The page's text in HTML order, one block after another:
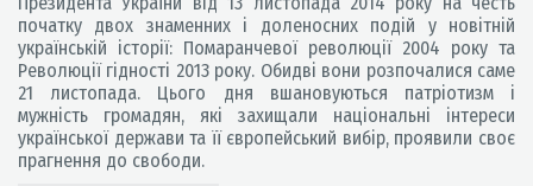
початку двох знаменних і доленосних подій у новітній
українській історії: Помаранчевої революції 2004 року та
Революції гідності 2013 року. Обидві вони розпочалися саме
21 листопада. Цього дня вшановуються патріотизм і
мужність громадян, які захищали національні інтереси
української держави та її європейський вибір, проявили своє
прагнення до свободи.